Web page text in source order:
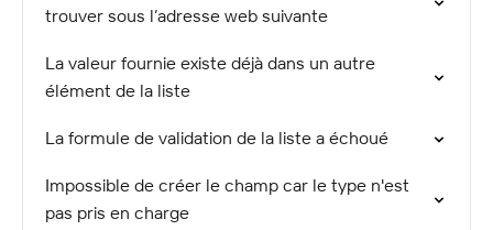
trouver sous l’adresse web suivante
La valeur fournie existe déjà dans un autre
élément de la liste
La formule de validation de la liste a échoué
Impossible de créer le champ car le type n'est
pas pris en charge